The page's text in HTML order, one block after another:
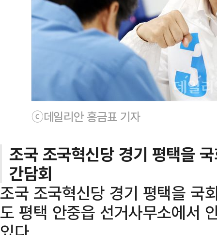
ⓒ데일리안 홍금표 기자
조국 조국혁신당 경기 평택을
간담회
조국 조국혁신당 경기 평택을 국
도 평택 안중읍 선거사무소에서